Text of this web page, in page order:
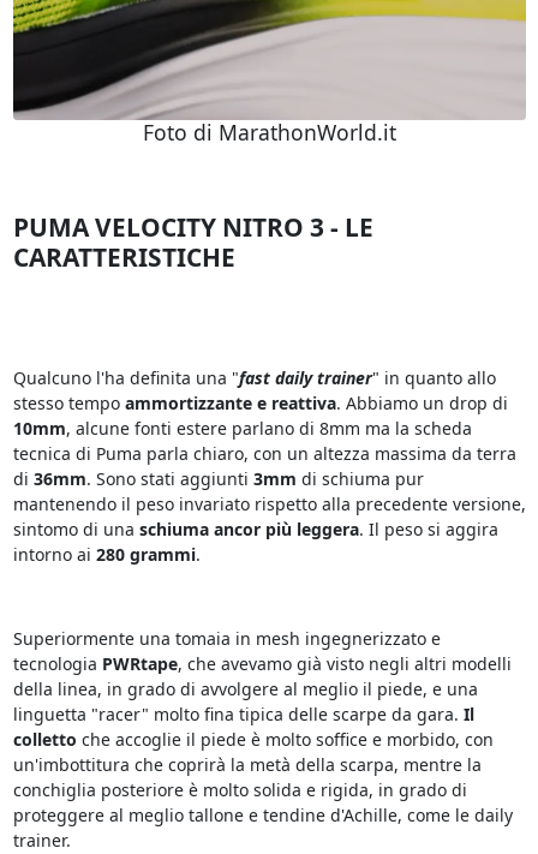
Foto di MarathonWorld.it
PUMA VELOCITY NITRO 3 - LE
CARATTERISTICHE
Qualcuno l'ha definita una "fast daily trainer" in quanto allo
stesso tempo ammortizzante e reattiva. Abbiamo un drop di
10mm, alcune fonti estere parlano di 8mm ma la scheda
tecnica di Puma parla chiaro, con un altezza massima da terra
di 36mm. Sono stati aggiunti 3mm di schiuma pur
mantenendo il peso invariato rispetto alla precedente versione,
sintomo di una schiuma ancor più leggera. Il peso si aggira
intorno ai 280 grammi.
Superiormente una tomaia in mesh ingegnerizzato e
tecnologia PWRtape, che avevamo già visto negli altri modelli
della linea, in grado di avvolgere al meglio il piede, e una
linguetta "racer" molto fina tipica delle scarpe da gara. Il
colletto che accoglie il piede è molto soffice e morbido, con
un'imbottitura che coprirà la metà della scarpa, mentre la
conchiglia posteriore è molto solida e rigida, in grado di
proteggere al meglio tallone e tendine d'Achille, come le daily
trainer.